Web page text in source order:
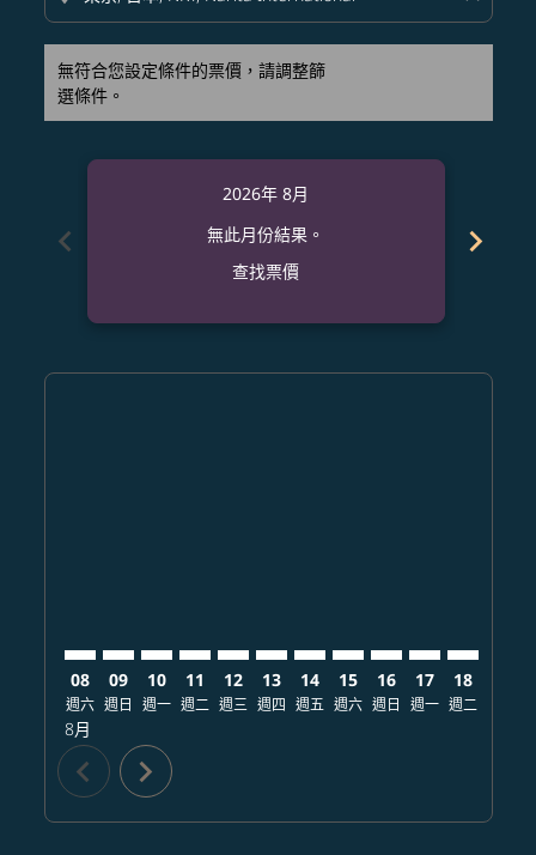
無符合您設定條件的票價，請調整篩
選條件。
chevron_left
2026年 8月
無此月份結果。
查找票價
chevron_right
08
週六
8月
09
週日
10
週一
11
週二
12
週三
13
週四
14
週五
15
週六
16
週日
17
週一
18
週二
chevron_left chevron_right